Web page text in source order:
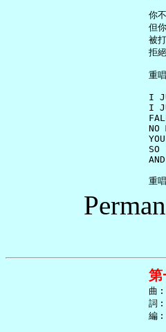
你不
但你
被打
拒絕
重
I
I
NO
SO
     曲︰
     詞︰
     編︰